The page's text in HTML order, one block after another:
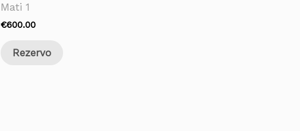
Mati 1
€600.00
Rezervo